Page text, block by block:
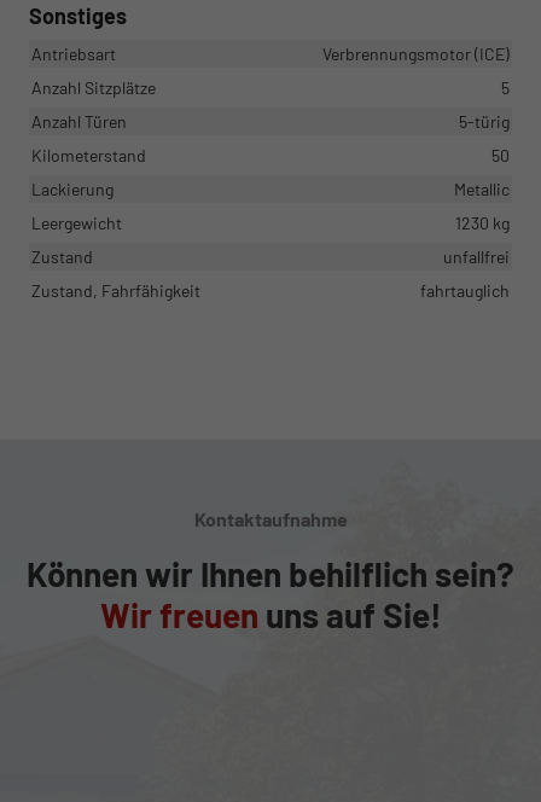
Sonstiges
Antriebsart
Verbrennungsmotor (ICE)
Anzahl Sitzplätze
5
Anzahl Türen
5-türig
Kilometerstand
50
Lackierung
Metallic
Leergewicht
1230 kg
Zustand
unfallfrei
Zustand, Fahrfähigkeit
fahrtauglich
Kontaktaufnahme
Können wir Ihnen behilflich sein?
Wir freuen uns auf Sie!